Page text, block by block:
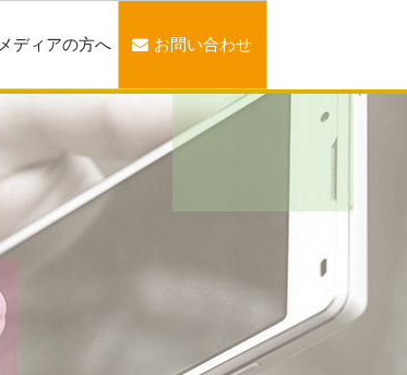
メディアの方へ お問い合わせ